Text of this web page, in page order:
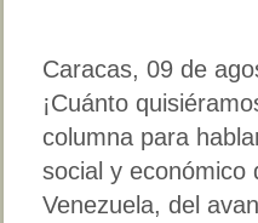
Caracas, 09 de
¡Cuánto
columna para
social y económico
Venezuela, del